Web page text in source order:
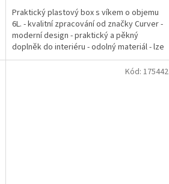
Praktický plastový box s víkem o objemu
6L. - kvalitní zpracování od značky Curver -
moderní design - praktický a pěkný
doplněk do interiéru - odolný materiál - lze
stavět...
Kód: 175442